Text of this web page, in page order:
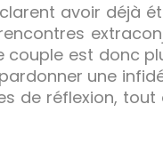
avoir déjà
est donc
une
de réflexion,